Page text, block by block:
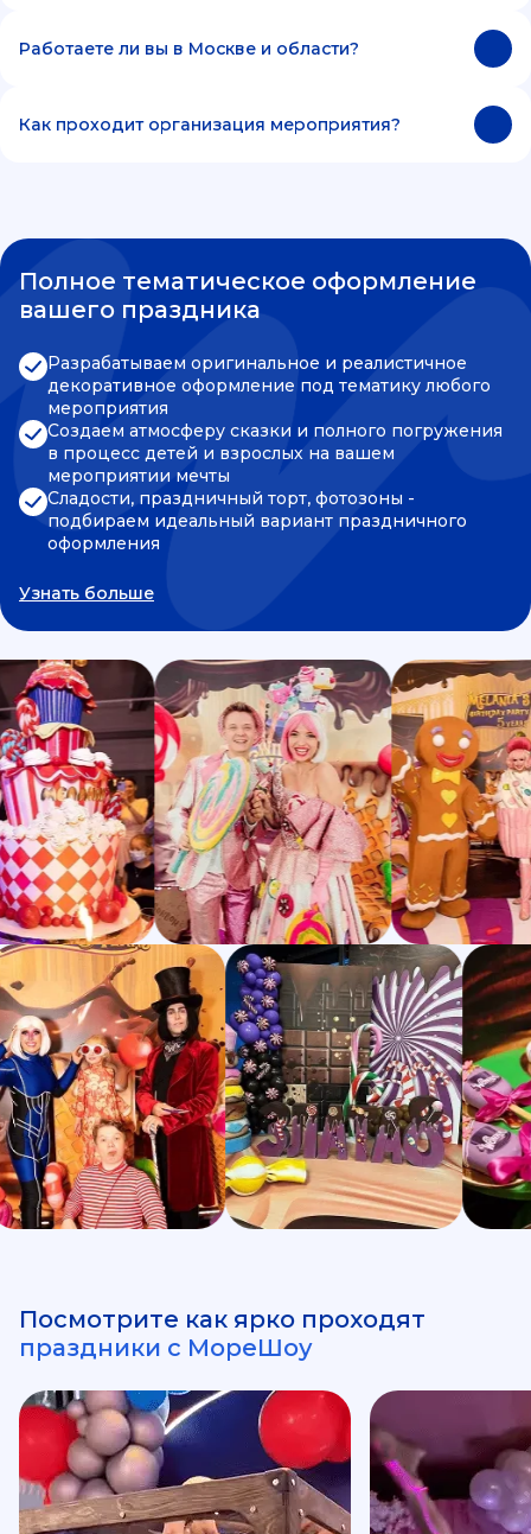
Работаете ли вы в Москве и области?
Как проходит организация мероприятия?
Полное тематическое оформление
вашего праздника
Разрабатываем оригинальное и реалистичное
декоративное оформление под тематику любого
мероприятия
Создаем атмосферу сказки и полного погружения
в процесс детей и взрослых на вашем
мероприятии мечты
Сладости, праздничный торт, фотозоны -
подбираем идеальный вариант праздничного
оформления
Узнать больше
Посмотрите как ярко проходят
праздники с МореШоу